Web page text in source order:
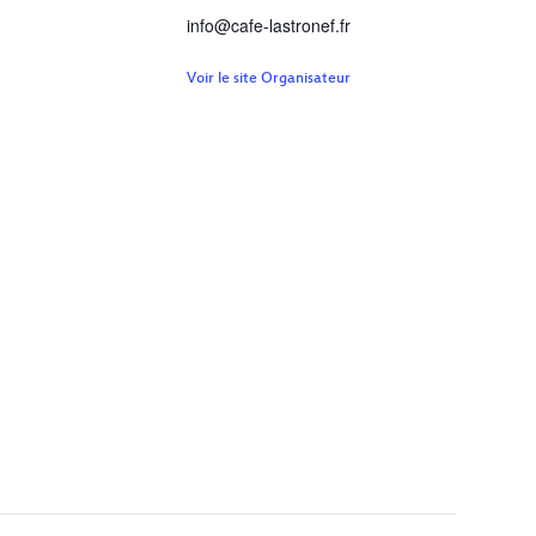
info@cafe-lastronef.fr
Voir le site Organisateur